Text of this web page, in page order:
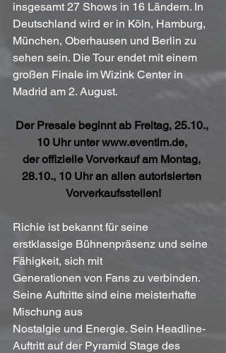
insgesamt 27 Shows in 16 Ländern. In
Deutschland wird er in Köln, Hamburg,
München, Oberhausen und Berlin zu
sehen sein. Die Tour endet mit einem
großen Finale im Wizink Center in
Madrid am 2. August.
Der Presale beginnt ab Freitag, 25.10.,
10 Uhr unter www.eventim.de,
der offizielle Vorverkauf am Montag,
28.10., 10 Uhr an allen autorisierten
Vorverkaufsstellen!
Richie ist bekannt für seine
erstklassige Bühnenpräsenz und seine
Fähigkeit, sich mit
Generationen von Fans zu verbinden.
Seine Auftritte sind eine meisterhafte
Mischung aus
Nostalgie und Energie. Sein Headline-
Auftritt auf der Pyramid Stage des